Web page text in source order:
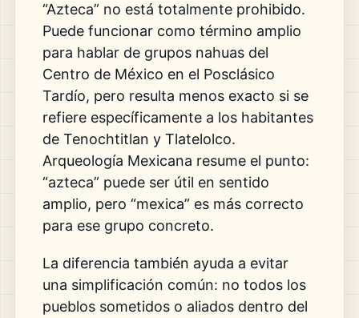
“Azteca” no está totalmente prohibido.
Puede funcionar como término amplio
para hablar de grupos nahuas del
Centro de México en el Posclásico
Tardío, pero resulta menos exacto si se
refiere específicamente a los habitantes
de Tenochtitlan y Tlatelolco.
Arqueología Mexicana resume el punto:
“azteca” puede ser útil en sentido
amplio, pero “mexica” es más correcto
para ese grupo concreto.
La diferencia también ayuda a evitar
una simplificación común: no todos los
pueblos sometidos o aliados dentro del